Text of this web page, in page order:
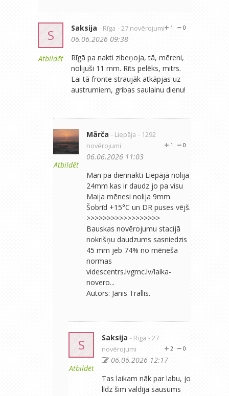
S
Atbildēt
Saksija - Rīga - 27 novērojumi 0
1
06.06.2026 09:38
Rīgā pa nakti zibeņoja, tā, mēreni,
nolijuši 11 mm. Rīts pelēks, mitrs.
Lai tā fronte straujāk atkāpjas uz
austrumiem, gribas saulainu dienu!
Atbildēt
Mārča - Liepāja - 1292
novērojumi
0
1
06.06.2026 11:03
Man pa diennakti Liepājā nolija
24mm kas ir daudz jo pa visu
Maija mēnesi nolija 9mm.
Šobrīd +15°C un DR puses vējš.
>>>>>>>>>>>>>>>>>>
Bauskas novērojumu stacijā
nokrišņu daudzums sasniedzis
45 mm jeb 74% no mēneša
normas
videscentrs.lvgmc.lv/laika-
novero...
Autors: Jānis Trallis.
S
Atbildēt
Saksija - Rīga - 27
novērojumi
0
2
06.06.2026 12:17
Tas laikam nāk par labu, jo
līdz šim valdīja sausums